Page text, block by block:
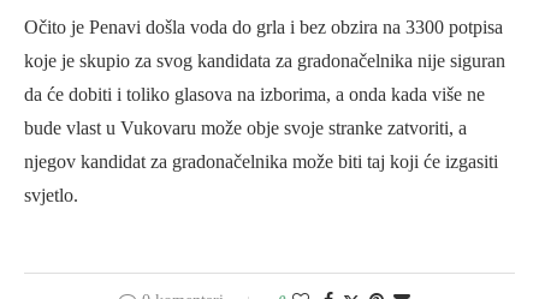
Očito je Penavi došla voda do grla i bez obzira na 3300 potpisa
koje je skupio za svog kandidata za gradonačelnika nije siguran
da će dobiti i toliko glasova na izborima, a onda kada više ne
bude vlast u Vukovaru može obje svoje stranke zatvoriti, a
njegov kandidat za gradonačelnika može biti taj koji će izgasiti
svjetlo.